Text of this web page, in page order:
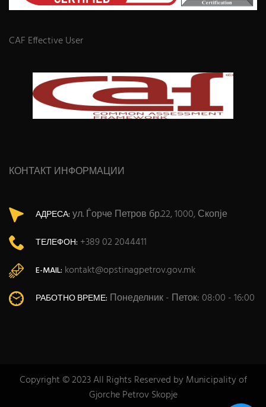
CAF Effective User
КОНТАКТ ИНФОРМАЦИИ
АДРЕСА: ул. Ѓорче Петров бр.22, 1000, Скопје
ТЕЛЕФОН: +389 02 2044411
E-MAIL: kontakt@opstinagpetrov.gov.mk
РАБОТНО ВРЕМЕ: Понеделник - Петок: 08:00 - 16:00
Copyright © 2023 All Rights Reserved by Municipality of
Gjorche Petrov Skopje